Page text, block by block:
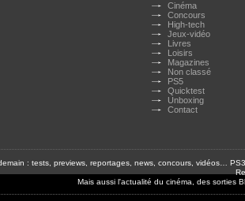
Cinéma
Concours
High-tech
Jeux-vidéo
Livres
Loisirs
Magazines
Non classé
PS5
Quicktest
Unboxing
Contact
: tests, previews, reportages, news, concours, vidéos…
Mais aussi l'actualité du cinéma, des sorties